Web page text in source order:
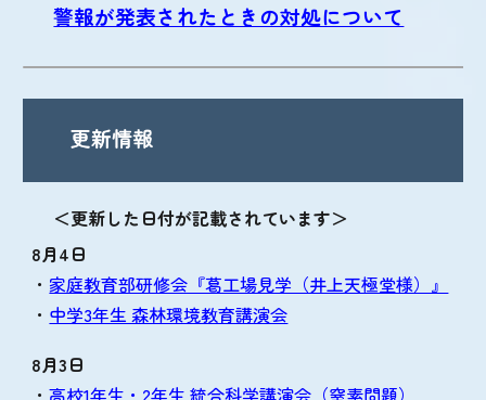
警報が発表されたときの対処について
＜更新した日付が記載されています＞
8月4日
・ 家庭教育部研修会『葛工場見学（井上天極堂様）』
・ 中学3年生 森林環境教育講演会
8月3日
・高校1年生・2年生 統合科学講演会（窒素問題）